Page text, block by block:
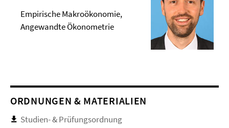
Empirische Makroökonomie,
Angewandte Ökonometrie
ORDNUNGEN & MATERIALIEN
Studien- & Prüfungsordnung